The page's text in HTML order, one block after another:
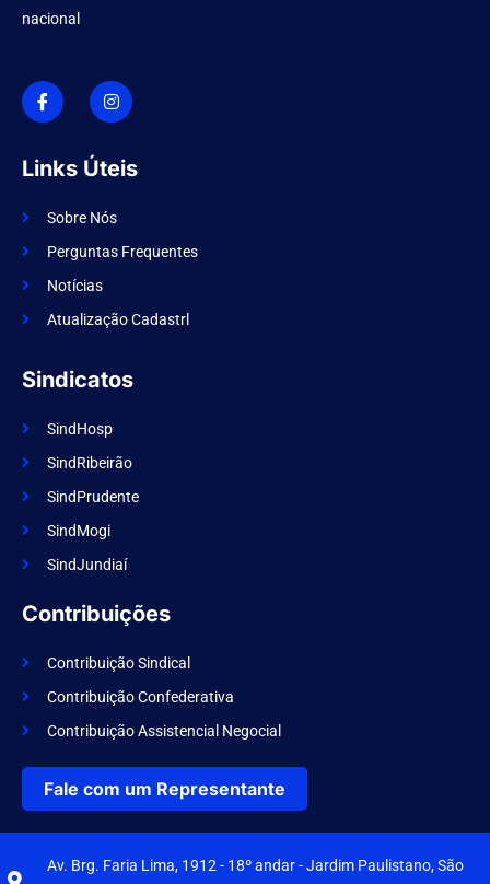
nacional
I
c
o
n
f
a
e
o
k
I
n
s
t
g
r
m
Links Úteis
Sobre Nós
Perguntas Frequentes
Notícias
Atualização Cadastrl
Sindicatos
SindHosp
SindRibeirão
SindPrudente
SindMogi
SindJundiaí
Contribuições
Contribuição Sindical
Contribuição Confederativa
Contribuição Assistencial Negocial
Fale com um Representante
Av. Brg. Faria Lima, 1912 - 18º andar - Jardim Paulistano, São